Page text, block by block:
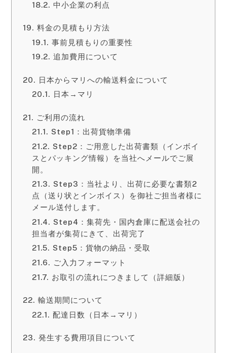
中小企業の利点
料金の見積もり方法
事前見積もりの重要性
追加費用について
日本からマリへの輸送料金について
日本→マリ
ご利用の流れ
Step1：出荷貨物準備
Step2：ご用意した出荷書類（インボイ
スとパッキング情報）を当社へメールでご展
開。
Step3：当社より、出荷に必要な書類2
点（送り状とインボイス）を御社ご担当者様に
メール送付します。
Step4：集荷先・国内倉庫に配送会社の
担当者が集荷にきて、出荷完了
Step5：貨物の納品・受取
ご入力フォーマット
お取引の流れにつきまして（詳細版）
輸送期間について
配達日数（日本→マリ）
発生する費用項目について